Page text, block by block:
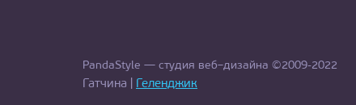
PandaStyle — студия веб–дизайна ©2009-2022
Гатчина | Геленджик